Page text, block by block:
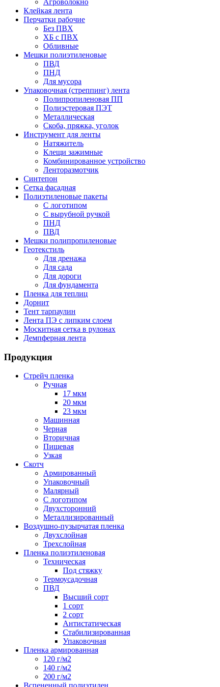
Агроволокно
Клейкая лента
Перчатки рабочие
Без ПВХ
ХБ с ПВХ
Обливные
Мешки полиэтиленовые
ПВД
ПНД
Для мусора
Упаковочная (стреппинг) лента
Полипропиленовая ПП
Полиэстеровая ПЭТ
Металлическая
Скоба, пряжка, уголок
Инструмент для ленты
Натяжитель
Клещи зажимные
Комбинированное устройство
Ленторазмотчик
Синтепон
Сетка фасадная
Полиэтиленовые пакеты
С логотипом
С вырубной ручкой
ПНД
ПВД
Мешки полипропиленовые
Геотекстиль
Для дренажа
Для сада
Для дороги
Для фундамента
Пленка для теплиц
Дорнит
Тент тарпаулин
Лента ПЭ с липким слоем
Москитная сетка в рулонах
Демпферная лента
Продукция
Стрейч пленка
Ручная
17 мкм
20 мкм
23 мкм
Машинная
Черная
Вторичная
Пищевая
Узкая
Скотч
Армированный
Упаковочный
Малярный
С логотипом
Двухсторонний
Металлизированный
Воздушно-пузырчатая пленка
Двухслойная
Трехслойная
Пленка полиэтиленовая
Техническая
Под стяжку
Термоусадочная
ПВД
Высший сорт
1 сорт
2 сорт
Антистатическая
Стабилизированная
Упаковочная
Пленка армированная
120 г/м2
140 г/м2
200 г/м2